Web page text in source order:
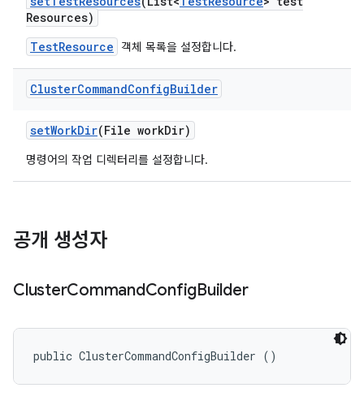
Resources)
TestResource
객체 목록을 설정합니다.
ClusterCommandConfigBuilder
setWorkDir(File workDir)
명령어의 작업 디렉터리를 설정합니다.
공개 생성자
ClusterCommandConfigBuilder
public ClusterCommandConfigBuilder ()